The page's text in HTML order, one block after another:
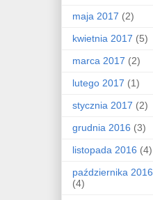
maja 2017 (2)
kwietnia 2017 (5)
marca 2017 (2)
lutego 2017 (1)
stycznia 2017 (2)
grudnia 2016 (3)
listopada 2016 (4)
października 2016
(4)